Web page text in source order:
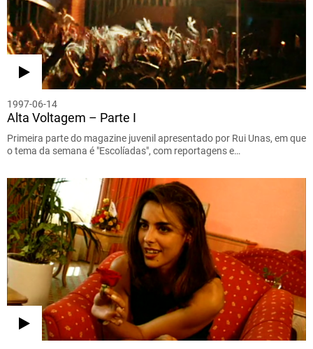
1997-06-14
Alta Voltagem – Parte I
Primeira parte do magazine juvenil apresentado por Rui Unas, em que
o tema da semana é "Escolíadas", com reportagens e…